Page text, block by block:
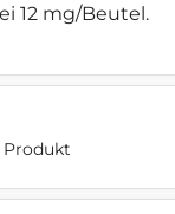
12 mg/Beutel.
Produkt